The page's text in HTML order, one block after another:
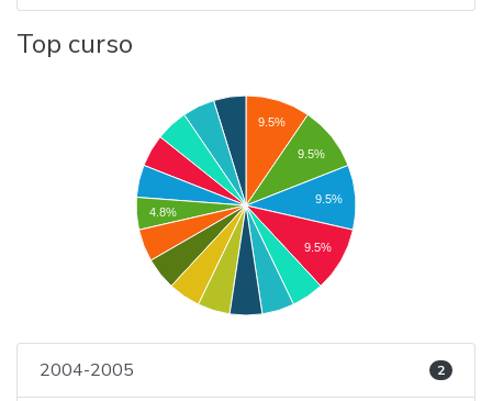
Top curso
9.5%
9.5%
9.5%
9.5%
4.8%
2004-2005 2